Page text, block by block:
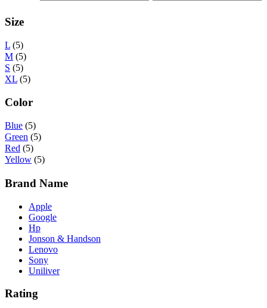
Size
L (5)
M (5)
S (5)
XL (5)
Color
Blue (5)
Green (5)
Red (5)
Yellow (5)
Brand Name
Apple
Google
Hp
Jonson & Handson
Lenovo
Sony
Uniliver
Rating